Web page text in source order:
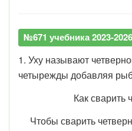
№671 учебника 2023-
1. Уху называют
четырежды добавляя
Как сварить
Чтобы сварить